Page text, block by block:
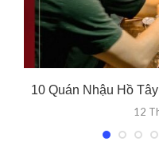
10 Quán Nhậu Hồ
12